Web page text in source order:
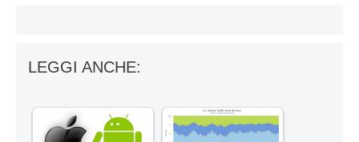
LEGGI ANCHE: